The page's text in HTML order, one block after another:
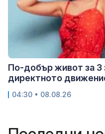
По-добър живот за 3
директното
04:30 • 08.08.26